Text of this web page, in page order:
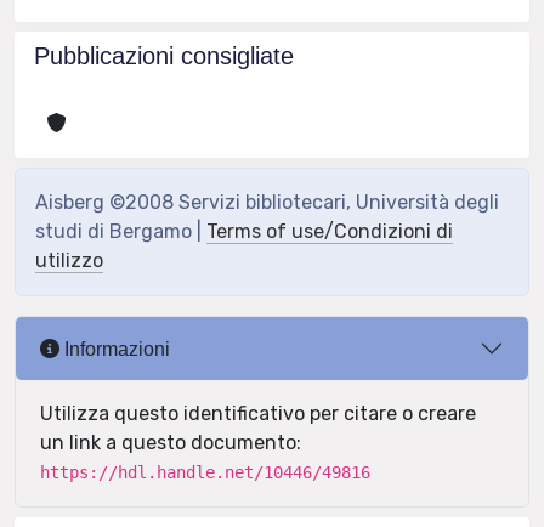
Pubblicazioni consigliate
Aisberg ©2008 Servizi bibliotecari, Università degli
studi di Bergamo | Terms of use/Condizioni di
utilizzo
Informazioni
Utilizza questo identificativo per citare o creare
un link a questo documento:
https://hdl.handle.net/10446/49816